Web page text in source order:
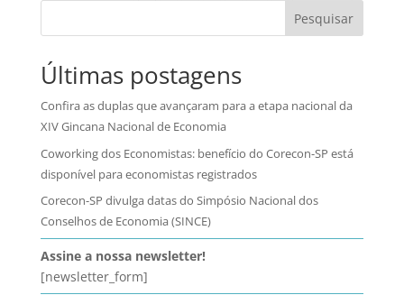
Pesquisar
Últimas postagens
Confira as duplas que avançaram para a etapa nacional da
XIV Gincana Nacional de Economia
Coworking dos Economistas: benefício do Corecon-SP está
disponível para economistas registrados
Corecon-SP divulga datas do Simpósio Nacional dos
Conselhos de Economia (SINCE)
Assine a nossa newsletter!
[newsletter_form]